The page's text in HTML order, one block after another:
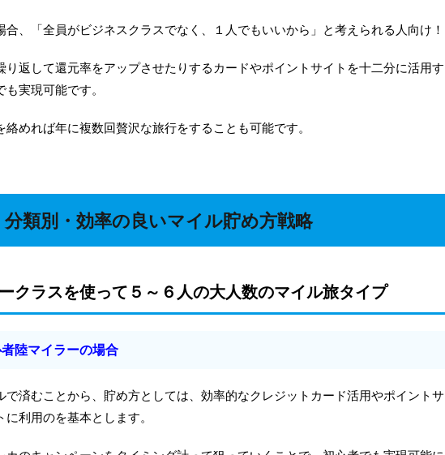
合、「全員がビジネスクラスでなく、１人でもいいから」と考えられる人向け！
り返して還元率をアップさせたりするカードやポイントサイトを十二分に活用す
実現可能です。
絡めれば年に複数回贅沢な旅行をすることも可能です。
分類別・効率の良いマイル貯め方戦略
クラスを使って５～６人の大人数のマイル旅タイプ
陸マイラーの場合
で済むことから、貯め方としては、 効率的なクレジットカード活用やポイントサ
に利用のを基本とします。